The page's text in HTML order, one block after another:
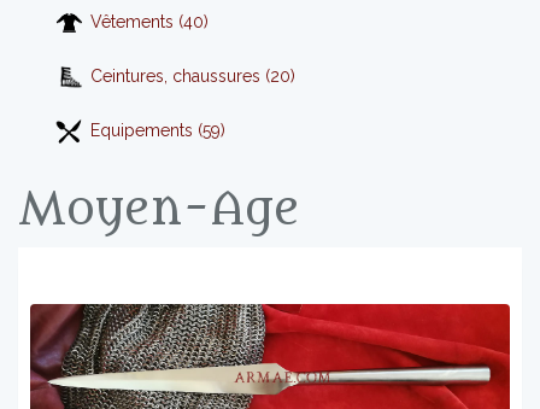
Vêtements (40)
Ceintures, chaussures (20)
Equipements (59)
Moyen-Age